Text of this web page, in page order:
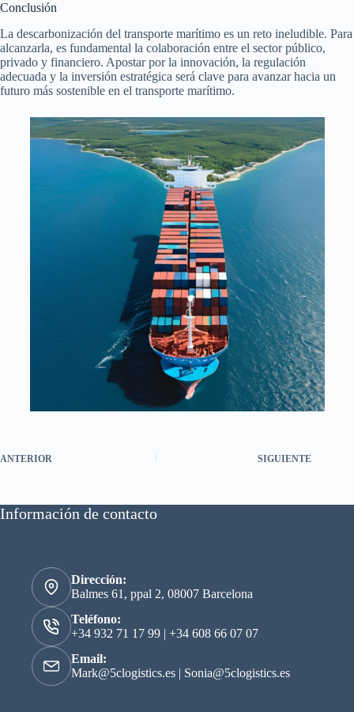
Conclusión
La descarbonización del transporte marítimo es un reto ineludible. Para
alcanzarla, es fundamental la colaboración entre el sector público,
privado y financiero. Apostar por la innovación, la regulación
adecuada y la inversión estratégica será clave para avanzar hacia un
futuro más sostenible en el transporte marítimo.
ANTERIOR SIGUIENTE
Información de contacto
Dirección:
Balmes 61, ppal 2, 08007 Barcelona
Teléfono:
+34 932 71 17 99 | +34 608 66 07 07
Email:
Mark@5clogistics.es | Sonia@5clogistics.es